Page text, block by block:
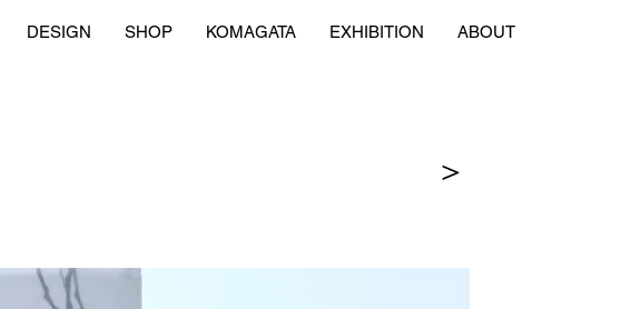
DESIGN SHOP KOMAGATA EXHIBITION ABOUT
＞